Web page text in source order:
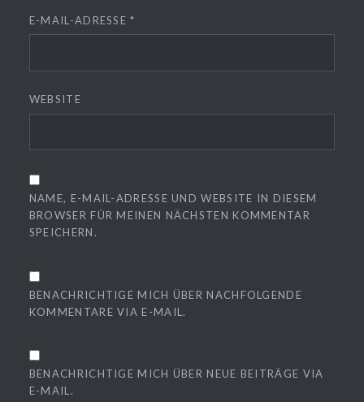
E-MAIL-ADRESSE*
WEBSITE
NAME, E-MAIL-ADRESSE UND WEBSITE IN DIESEM
BROWSER FÜR MEINEN NÄCHSTEN KOMMENTAR
SPEICHERN.
BENACHRICHTIGE MICH ÜBER NACHFOLGENDE
KOMMENTARE VIA E-MAIL.
BENACHRICHTIGE MICH ÜBER NEUE BEITRÄGE VIA
E-MAIL.